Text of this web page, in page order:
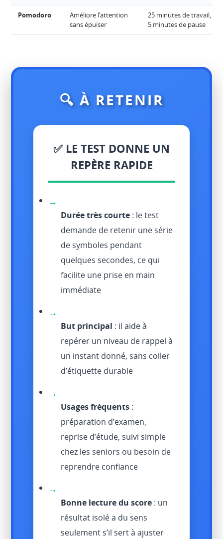
Pomodoro
Améliore l’attention
sans épuiser
25 minutes de travail,
5 minutes de pause
🔍 À RETENIR
✅ LE TEST DONNE UN
REPÈRE RAPIDE
→
Durée très courte : le test
demande de retenir une série
de symboles pendant
quelques secondes, ce qui
facilite une prise en main
immédiate
→
But principal : il aide à
repérer un niveau de rappel à
un instant donné, sans coller
d’étiquette durable
→
Usages fréquents :
préparation d’examen,
reprise d’étude, suivi simple
chez les seniors ou besoin de
reprendre confiance
→
Bonne lecture du score : un
résultat isolé a du sens
seulement s’il sert à ajuster